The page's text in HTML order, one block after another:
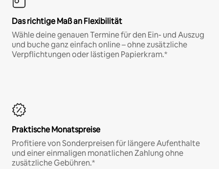
Das richtige Maß an Flexibilität
Wähle deine genauen Termine für den Ein- und Auszug
und buche ganz einfach online – ohne zusätzliche
Verpflichtungen oder lästigen Papierkram.*
Praktische Monatspreise
Profitiere von Sonderpreisen für längere Aufenthalte
und einer einmaligen monatlichen Zahlung ohne
zusätzliche Gebühren.*